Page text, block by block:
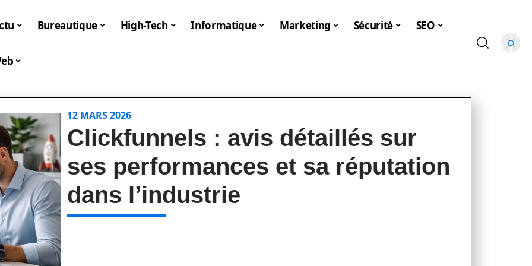
Bureautique High-Tech Informatique Marketing Sécurité SEO
12 MARS 2026
Clickfunnels : avis détaillés sur
ses performances et sa réputation
dans l’industrie